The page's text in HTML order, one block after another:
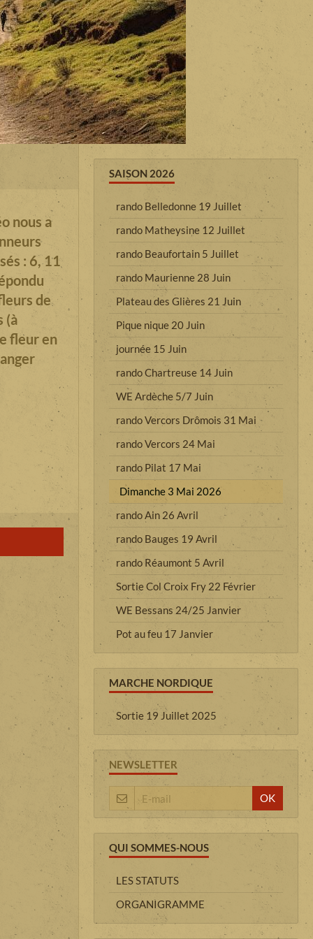
nous a
: 6, 11
de
(à
fleur en
SAISON 2026
rando Belledonne 19 Juillet
rando Matheysine 12 Juillet
rando Beaufortain 5 Juillet
rando Maurienne 28 Juin
Plateau des Glières 21 Juin
Pique nique 20 Juin
journée 15 Juin
rando Chartreuse 14 Juin
WE Ardèche 5/7 Juin
rando Vercors Drômois 31 Mai
rando Vercors 24 Mai
rando Pilat 17 Mai
Dimanche 3 Mai 2026
rando Ain 26 Avril
rando Bauges 19 Avril
rando Réaumont 5 Avril
Sortie Col Croix Fry 22 Février
WE Bessans 24/25 Janvier
Pot au feu 17 Janvier
MARCHE NORDIQUE
Sortie 19 Juillet 2025
NEWSLETTER
OK
QUI SOMMES-NOUS
LES STATUTS
ORGANIGRAMME